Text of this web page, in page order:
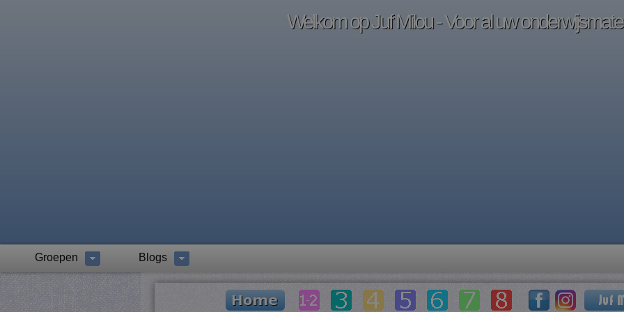
Welkom op Juf Milou - Voor al uw
Groepen Blogs